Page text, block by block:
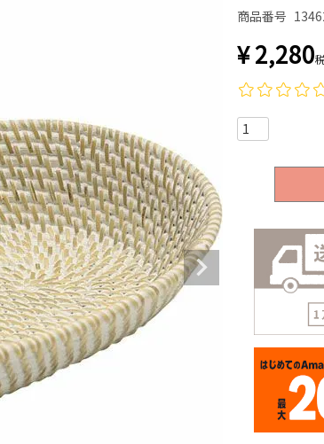
商品番号
¥2,280